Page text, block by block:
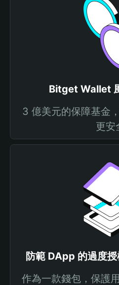
Bitget Wallet
3 億美元的保障基金
更安
防範 DApp 的過度
作為一款錢包，保護